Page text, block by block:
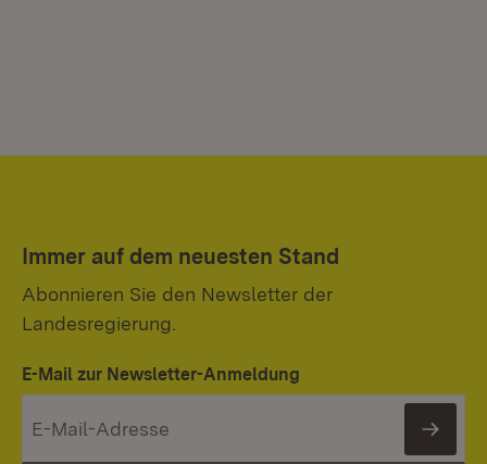
Immer auf dem neuesten Stand
Abonnieren Sie den Newsletter der
Landesregierung.
E-Mail zur Newsletter-Anmeldung